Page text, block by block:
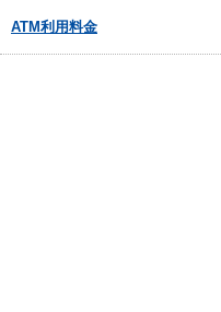
ATM利用料金